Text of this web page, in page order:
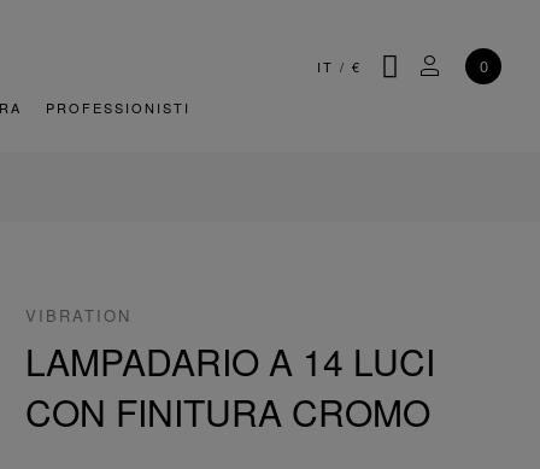
IT / € CERCAIL MIO
0
PROFESSIONISTI
VIBRATION
LAMPADARIO A 14 LUCI
CON FINITURA CROMO